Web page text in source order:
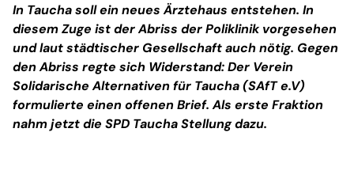
In Taucha soll ein neues Ärztehaus entstehen. In
diesem Zuge ist der Abriss der Poliklinik vorgesehen
und laut städtischer Gesellschaft auch nötig. Gegen
den Abriss regte sich Widerstand: Der Verein
Solidarische Alternativen für Taucha (SAfT e.V)
formulierte einen offenen Brief. Als erste Fraktion
nahm jetzt die SPD Taucha Stellung dazu.